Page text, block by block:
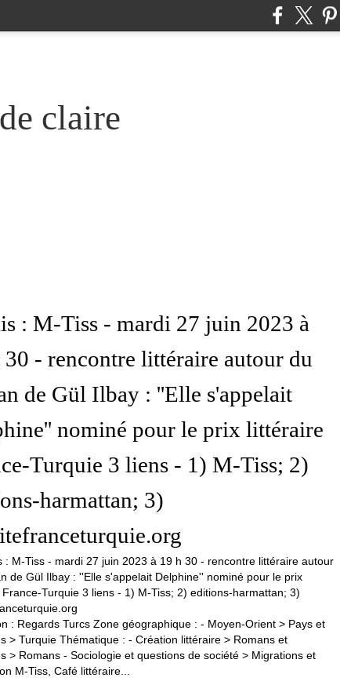
claire
: M-Tiss - mardi 27 juin 2023 à
30 - rencontre littéraire autour du
de Gül Ilbay : ''Elle s'appelait
nominé pour le prix littéraire
Turquie 3 liens - 1) M-Tiss; 2)
harmattan; 3)
: Regards Turcs Zone géographique : - Moyen-Orient > Pays et
> Turquie Thématique : - Création littéraire > Romans et
> Romans - Sociologie et questions de société > Migrations et
M-Tiss, Café littéraire...